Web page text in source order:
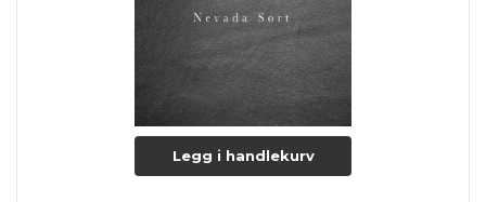
Legg i handlekurv